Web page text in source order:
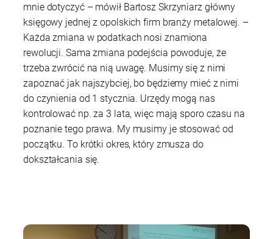
mnie dotyczyć – mówił Bartosz Skrzyniarz główny
księgowy jednej z opolskich firm branży metalowej. –
Każda zmiana w podatkach nosi znamiona
rewolucji. Sama zmiana podejścia powoduje, że
trzeba zwrócić na nią uwagę. Musimy się z nimi
zapoznać jak najszybciej, bo będziemy mieć z nimi
do czynienia od 1 stycznia. Urzędy mogą nas
kontrolować np. za 3 lata, więc mają sporo czasu na
poznanie tego prawa. My musimy je stosować od
początku. To krótki okres, który zmusza do
dokształcania się.